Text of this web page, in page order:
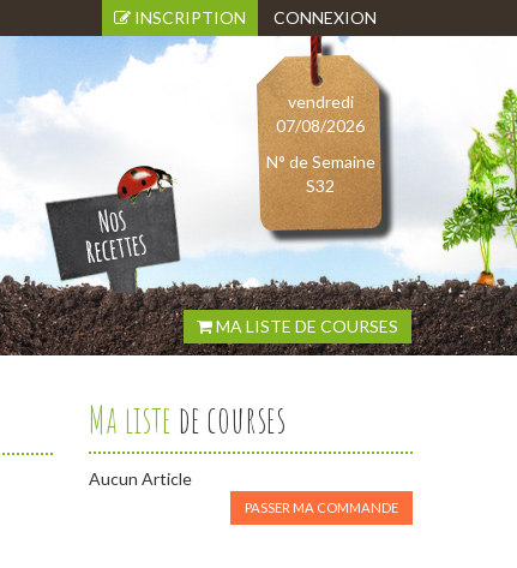
INSCRIPTION CONNEXION
vendredi
07/08/2026
N° de Semaine
S32
MA LISTE DE COURSES
Ma liste de courses
Aucun Article
PASSER MA COMMANDE